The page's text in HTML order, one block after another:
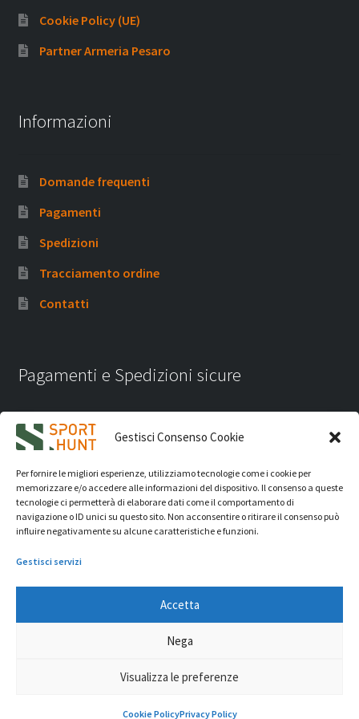
Gestisci Consenso Cookie
Per fornire le migliori esperienze, utilizziamo tecnologie come i cookie per
memorizzare e/o accedere alle informazioni del dispositivo. Il consenso a queste
tecnologie ci permetterà di elaborare dati come il comportamento di
navigazione o ID unici su questo sito. Non acconsentire o ritirare il consenso può
influire negativamente su alcune caratteristiche e funzioni.
Gestisci servizi
Accetta
Nega
Visualizza le preferenze
Cookie PolicyPrivacy Policy
Cookie Policy (UE)
Partner Armeria Pesaro
Informazioni
Domande frequenti
Pagamenti
Spedizioni
Tracciamento ordine
Contatti
Pagamenti e Spedizioni sicure
iVision Communication S.r.l.- P.Iva 04233830407 - REA: RN
331582 Copyright 2026. Tutti i diritti riservati.